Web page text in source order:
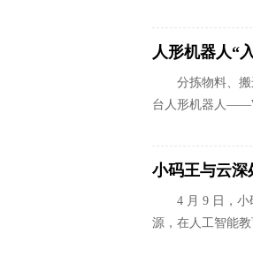
人形机器人“
分拣物料、
台人形机器人
小码王与云
4 月 9 日，
源，在人工智能